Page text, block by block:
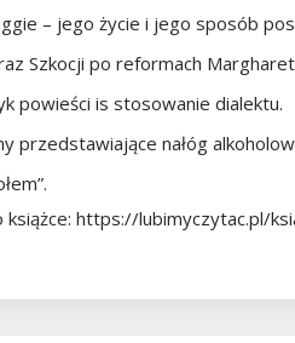
– jego życie i jego sposób
Szkocji po reformach
powieści is stosowanie dialektu.
przedstawiające nałóg
książce: https://lubimyczytac.pl/